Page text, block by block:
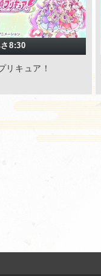
8:30
リキュア！